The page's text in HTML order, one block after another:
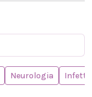
Neurologia